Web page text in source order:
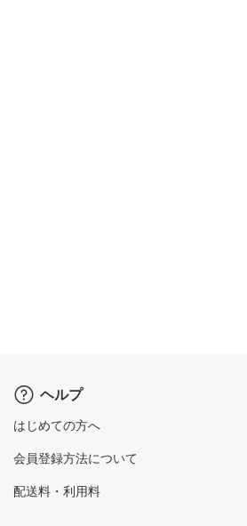
ヘルプ
はじめての方へ
会員登録方法について
配送料・利用料